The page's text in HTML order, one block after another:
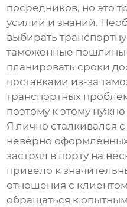
посредников, но это
усилий и знаний.
выбирать
таможенные пошлины
планировать сроки
поставками из-за
транспортных
поэтому к этому
Я лично сталкивался
неверно
застрял в порту на
привело к
отношения с
обращаться к